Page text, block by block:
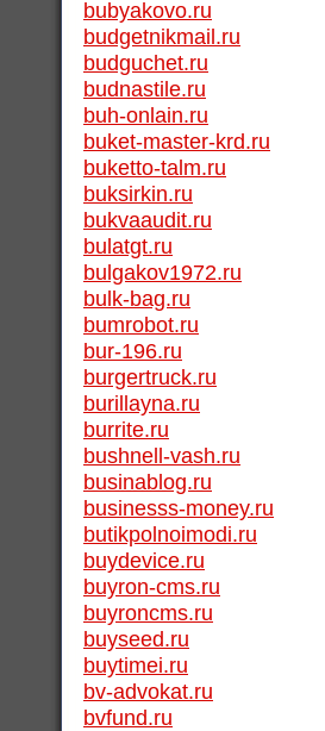
bubyakovo.ru
budgetnikmail.ru
budguchet.ru
budnastile.ru
buh-onlain.ru
buket-master-krd.ru
buketto-talm.ru
buksirkin.ru
bukvaaudit.ru
bulatgt.ru
bulgakov1972.ru
bulk-bag.ru
bumrobot.ru
bur-196.ru
burgertruck.ru
burillayna.ru
burrite.ru
bushnell-vash.ru
businablog.ru
businesss-money.ru
butikpolnoimodi.ru
buydevice.ru
buyron-cms.ru
buyroncms.ru
buyseed.ru
buytimei.ru
bv-advokat.ru
bvfund.ru